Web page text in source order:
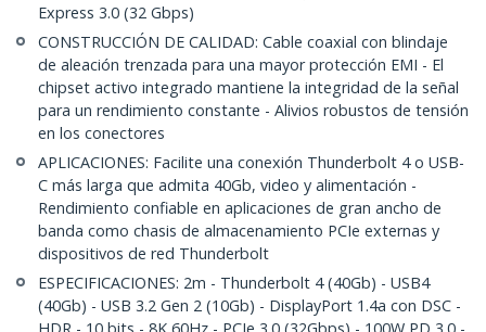
Express 3.0 (32 Gbps)
CONSTRUCCIÓN DE CALIDAD: Cable coaxial con blindaje
de aleación trenzada para una mayor protección EMI - El
chipset activo integrado mantiene la integridad de la señal
para un rendimiento constante - Alivios robustos de tensión
en los conectores
APLICACIONES: Facilite una conexión Thunderbolt 4 o USB-
C más larga que admita 40Gb, video y alimentación -
Rendimiento confiable en aplicaciones de gran ancho de
banda como chasis de almacenamiento PCIe externas y
dispositivos de red Thunderbolt
ESPECIFICACIONES: 2m - Thunderbolt 4 (40Gb) - USB4
(40Gb) - USB 3.2 Gen 2 (10Gb) - DisplayPort 1.4a con DSC -